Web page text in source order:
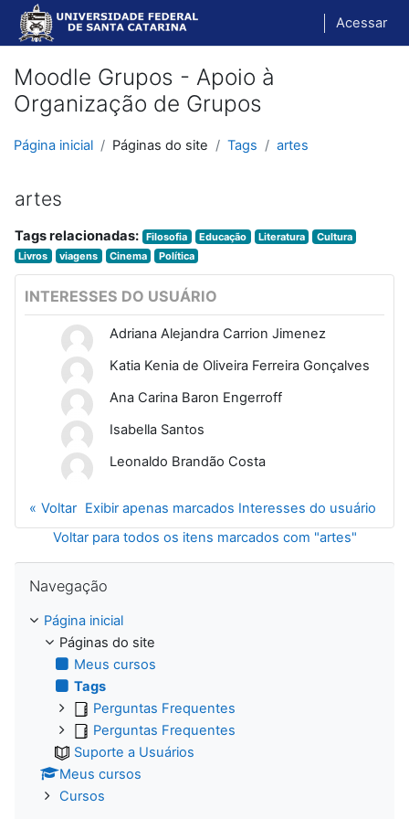
Ir para o conteúdo principal
Acessar
Moodle Grupos - Apoio à
Organização de Grupos
Página inicial Páginas do site Tags artes
artes
Tags relacionadas: Filosofia Educação Literatura
Cultura
Livros
viagens Cinema Política
INTERESSES DO USUÁRIO
Adriana Alejandra Carrion Jimenez
Katia Kenia de Oliveira Ferreira Gonçalves
Ana Carina Baron Engerroff
Isabella Santos
Leonaldo Brandão Costa
Voltar Exibir apenas marcados Interesses do usuário
Voltar para todos os itens marcados com "artes"
Navegação
Página inicial
Páginas do site
Meus cursos
Tags
Perguntas Frequentes
Perguntas Frequentes
Suporte a Usuários
Meus cursos
Cursos